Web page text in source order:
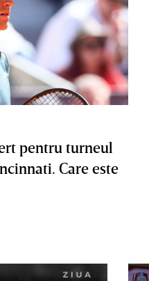
pentru turneul
Care este